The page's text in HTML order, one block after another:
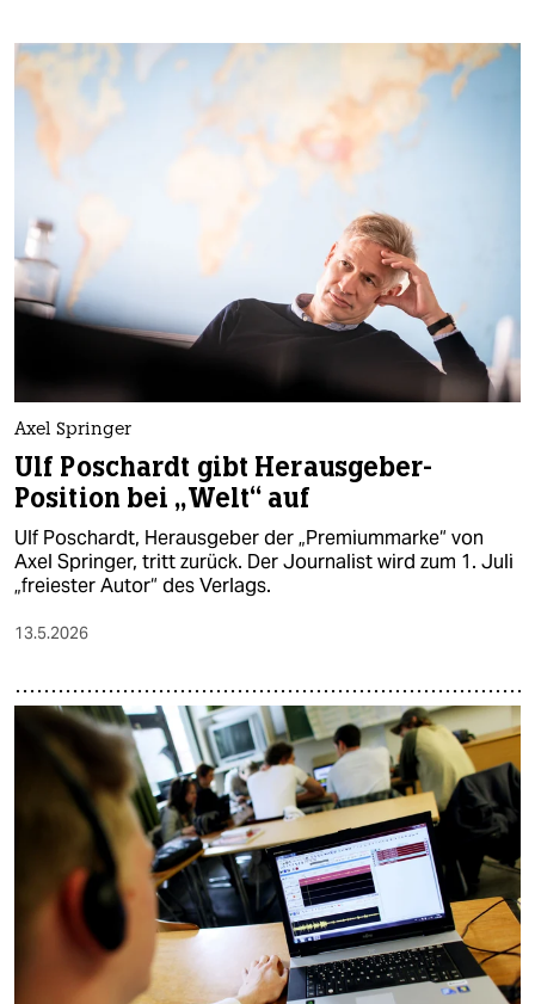
Axel Springer
Ulf Poschardt gibt Herausgeber-
Position bei „Welt“ auf
Ulf Poschardt, Herausgeber der „Premiummarke“ von
Axel Springer, tritt zurück. Der Journalist wird zum 1. Juli
„freiester Autor“ des Verlags.
13.5.2026